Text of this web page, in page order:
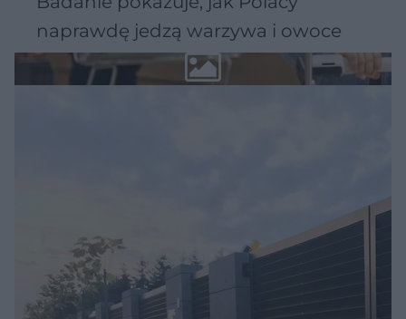
naprawdę jedzą warzywa i owoce